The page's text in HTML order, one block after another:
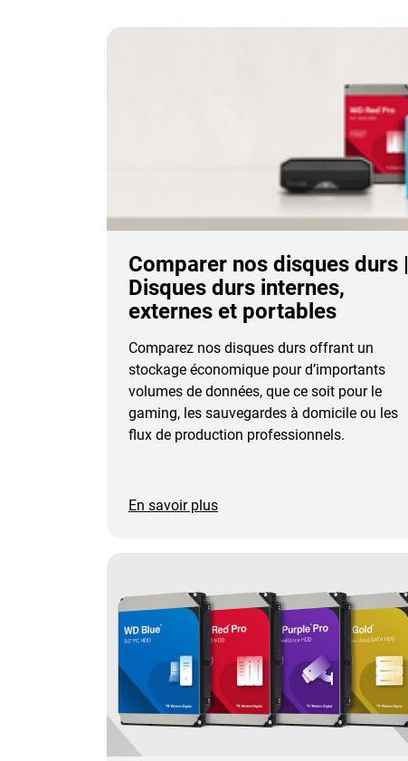
Comparer nos disques durs |
Disques durs internes,
externes et portables
Comparez nos disques durs offrant un
stockage économique pour d’importants
volumes de données, que ce soit pour le
gaming, les sauvegardes à domicile ou les
flux de production professionnels.
En savoir plus